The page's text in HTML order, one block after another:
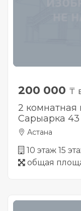
200 000 ₸
2 комнатная
Сарыарка
Астана
10 этаж 15
общая